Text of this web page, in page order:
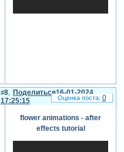
воспользоваться готовыми
ресурсами. важно, чтобы
изображения были
высокого разрешения и
хорошо выделены на фоне.
Поделиться
8
16-01-2024
17:25:15
flower animations - after
effects tutorial
0